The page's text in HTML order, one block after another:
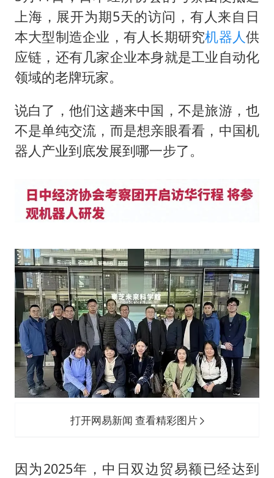
上海，展开为期5天的访问，有人来自日
本大型制造企业，有人长期研究机器人供
应链，还有几家企业本身就是工业自动化
领域的老牌玩家。
说白了，他们这趟来中国，不是旅游，也
不是单纯交流，而是想亲眼看看，中国机
器人产业到底发展到哪一步了。
打开网易新闻 查看精彩图片
因为2025年，中日双边贸易额已经达到